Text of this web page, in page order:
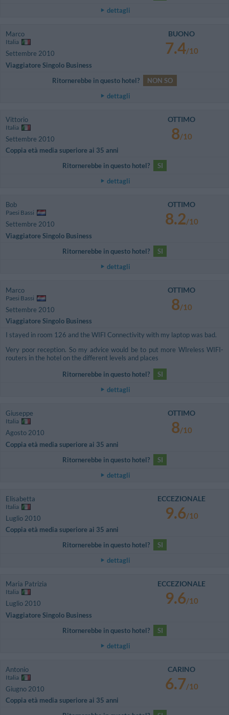
dettagli
Marco
Italia
Settembre 2010
Viaggiatore Singolo Business
BUONO
7.4/10
Ritornerebbe in questo hotel?
NON SO
dettagli
Vittorio
Italia
Settembre 2010
Coppia età media superiore ai 35 anni
OTTIMO
8/10
Ritornerebbe in questo hotel?
SI
dettagli
Bob
Paesi Bassi
Settembre 2010
Viaggiatore Singolo Business
OTTIMO
8.2/10
Ritornerebbe in questo hotel?
SI
dettagli
Marco
Paesi Bassi
Settembre 2010
Viaggiatore Singolo Business
OTTIMO
8/10
I stayed in room 126 and the WIFI Connectivity with my laptop was bad.
Very poor reception. So my advice would be to put more WIreless WIFI-
routers in the hotel on the different levels and places
Ritornerebbe in questo hotel?
SI
dettagli
Giuseppe
Italia
Agosto 2010
Coppia età media superiore ai 35 anni
OTTIMO
8/10
Ritornerebbe in questo hotel?
SI
dettagli
Elisabetta
Italia
Luglio 2010
Coppia età media superiore ai 35 anni
ECCEZIONALE
9.6/10
Ritornerebbe in questo hotel?
SI
dettagli
Maria Patrizia
Italia
Luglio 2010
Viaggiatore Singolo Business
ECCEZIONALE
9.6/10
Ritornerebbe in questo hotel?
SI
dettagli
Antonio
Italia
Giugno 2010
Coppia età media superiore ai 35 anni
CARINO
6.7/10